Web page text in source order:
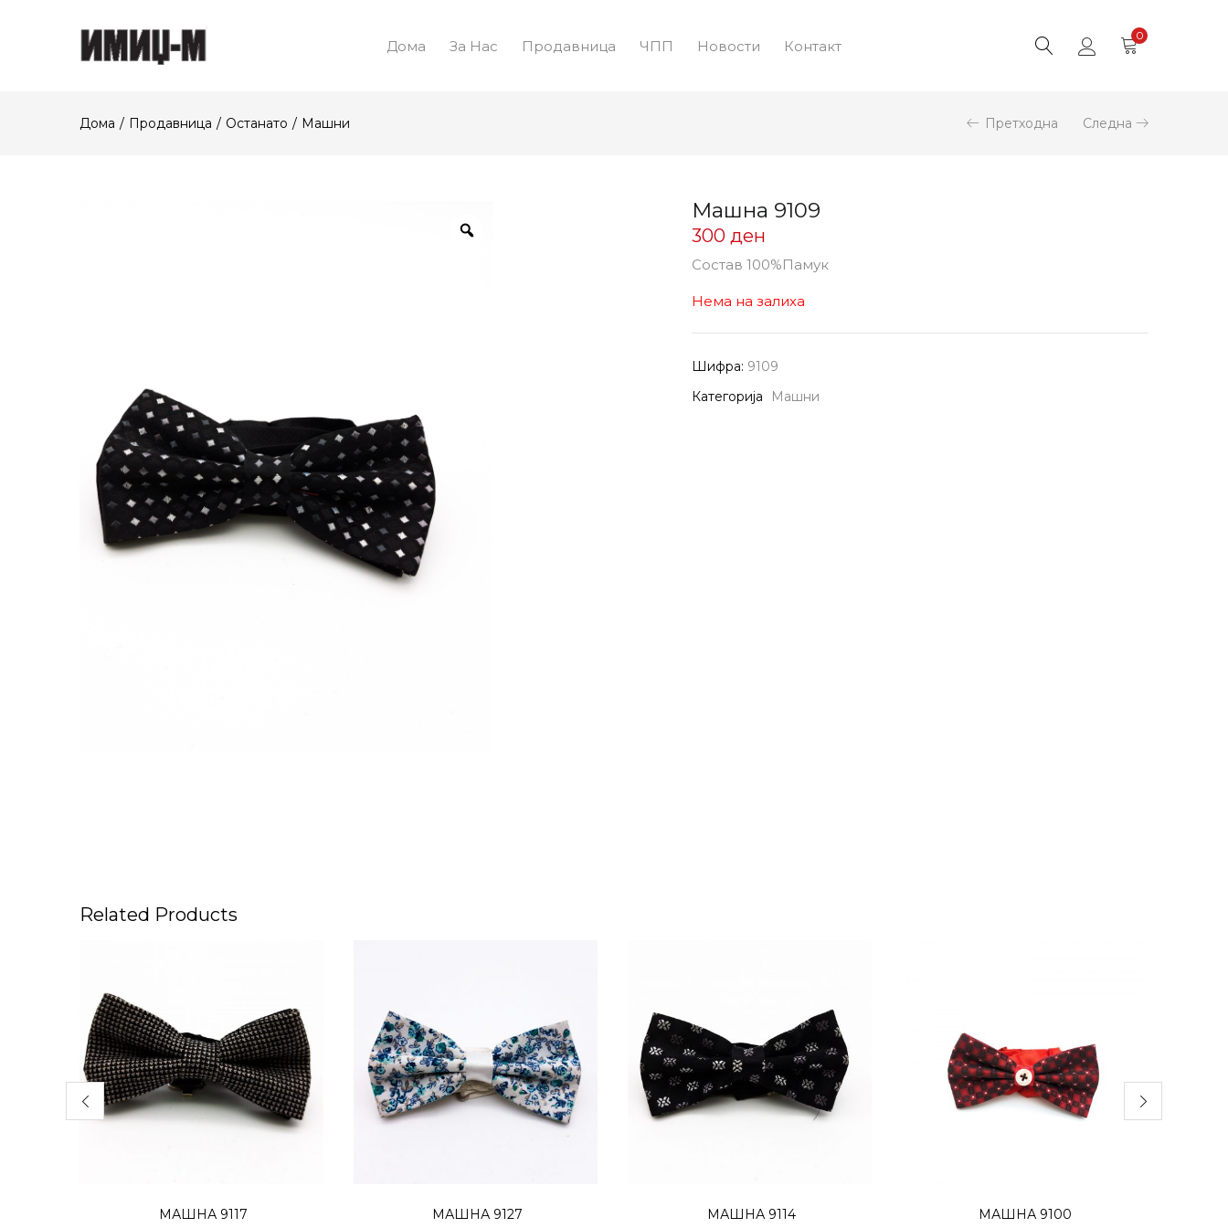
Дома За Нас Продавница ЧПП Новости Контакт
0
Дома Продавница Останато Машни Претходна Следна
Машна 9109
300 ден
Состав 100%Памук
Нема на залиха
Шифра: 9109
Категорија
Машни
Related Products
МАШНА 9117
МАШНА 9127
МАШНА 9114
МАШНА 9100